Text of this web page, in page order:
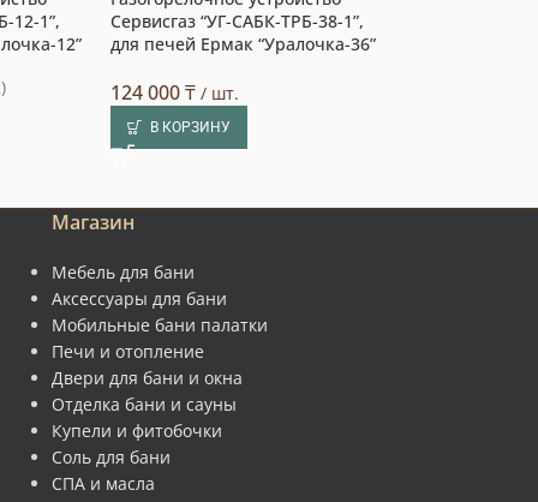
12-1”,
12”
Сервисгаз “УГ-САБК-ТРБ-38-1”,
для печей Ермак “Уралочка-36”
124 000₸/ шт.
В КОРЗИНУ
Магазин
Мебель для бани
Аксессуары для бани
Мобильные бани палатки
Печи и отопление
Двери для бани и окна
Отделка бани и сауны
Купели и фитобочки
Соль для бани
СПА и масла